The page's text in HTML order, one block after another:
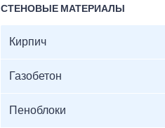
СТЕНОВЫЕ МАТЕРИАЛЫ
Кирпич
Газобетон
Пеноблоки